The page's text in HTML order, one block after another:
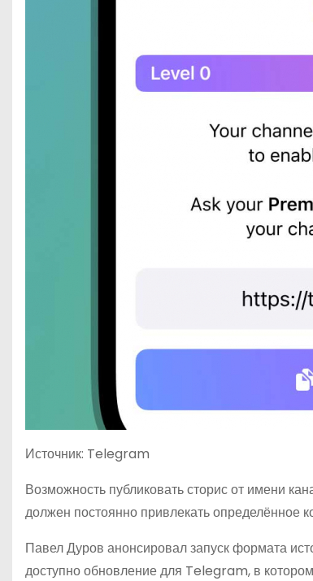
Источник: Telegram
Возможность публиковать сторис от имени
должен постоянно привлекать определённое
Павел Дуров анонсировал запуск формата
доступно обновление для Telegram, в